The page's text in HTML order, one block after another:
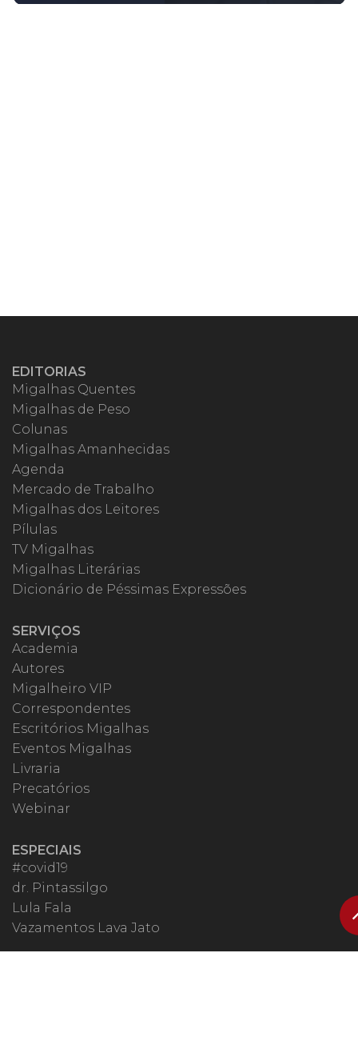
EDITORIAS
Migalhas Quentes
Migalhas de Peso
Colunas
Migalhas Amanhecidas
Agenda
Mercado de Trabalho
Migalhas dos Leitores
Pílulas
TV Migalhas
Migalhas Literárias
Dicionário de Péssimas Expressões
SERVIÇOS
Academia
Autores
Migalheiro VIP
Correspondentes
Escritórios Migalhas
Eventos Migalhas
Livraria
Precatórios
Webinar
ESPECIAIS
#covid19
dr. Pintassilgo
Lula Fala
Vazamentos Lava Jato